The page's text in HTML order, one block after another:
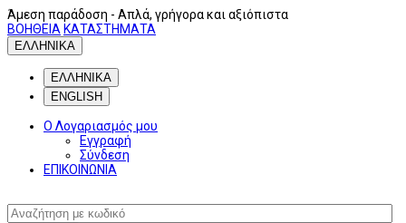
Άμεση παράδοση - Απλά, γρήγορα και αξιόπιστα
ΒΟΗΘΕΙΑ ΚΑΤΑΣΤΗΜΑΤΑ
ΕΛΛΗΝΙΚΑ
ΕΛΛΗΝΙΚΑ
ENGLISH
Ο Λογαριασμός μου
Εγγραφή
Σύνδεση
ΕΠΙΚΟΙΝΩΝΙΑ